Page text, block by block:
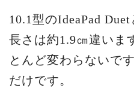
10.1型のIdeaPad
長さは約1.9㎝違いま
とんど変わらないで
だけです。